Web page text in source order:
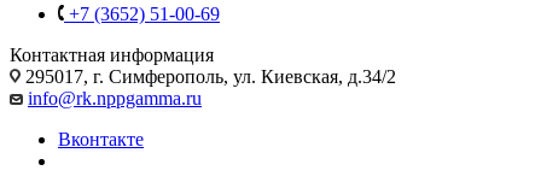
+7 (3652) 51-00-69
Контактная информация
295017, г. Симферополь, ул. Киевская, д.34/2
info@rk.nppgamma.ru
Вконтакте